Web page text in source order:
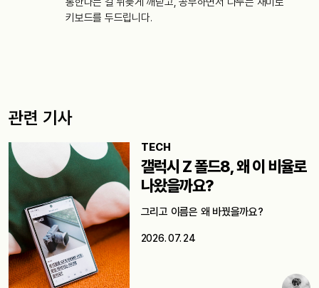
키보드를 두드립니다.
관련 기사
TECH
갤럭시 Z 폴드8, 왜 이 비율로
나왔을까요?
그리고 이름은 왜 바꿨을까요?
2026. 07. 24